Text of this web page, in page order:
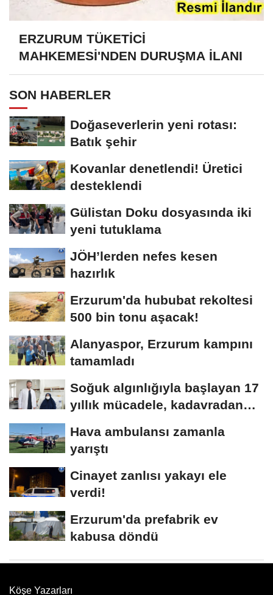
ERZURUM TÜKETİCİ
MAHKEMESİ'NDEN DURUŞMA İLANI
SON HABERLER
Doğaseverlerin yeni rotası:
Batık şehir
Kovanlar denetlendi! Üretici
desteklendi
Gülistan Doku dosyasında iki
yeni tutuklama
JÖH’lerden nefes kesen
hazırlık
Erzurum'da hububat rekoltesi
500 bin tonu aşacak!
Alanyaspor, Erzurum kampını
tamamladı
Soğuk algınlığıyla başlayan 17
yıllık mücadele, kadavradan
Hava ambulansı zamanla
yarıştı
Cinayet zanlısı yakayı ele
verdi!
Erzurum'da prefabrik ev
kabusa döndü
Köşe Yazarları